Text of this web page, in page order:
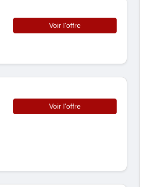
Voir l'offre
Voir l'offre